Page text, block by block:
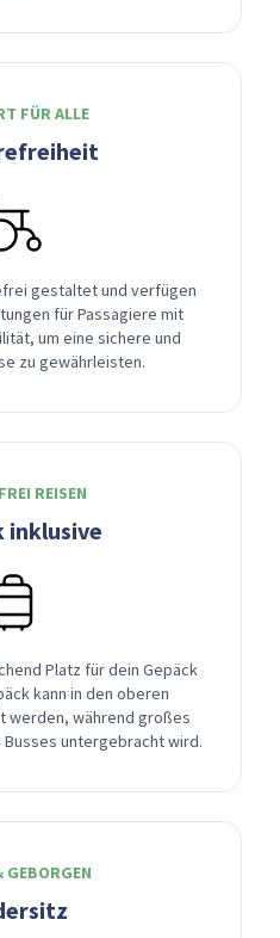
FÜR ALLE
gestaltet und verfügen
für Passagiere mit
um eine sichere und
zu gewährleisten.
REISEN
inklusive
Platz für dein Gepäck
kann in den oberen
werden, während großes
Busses untergebracht wird.
GEBORGEN